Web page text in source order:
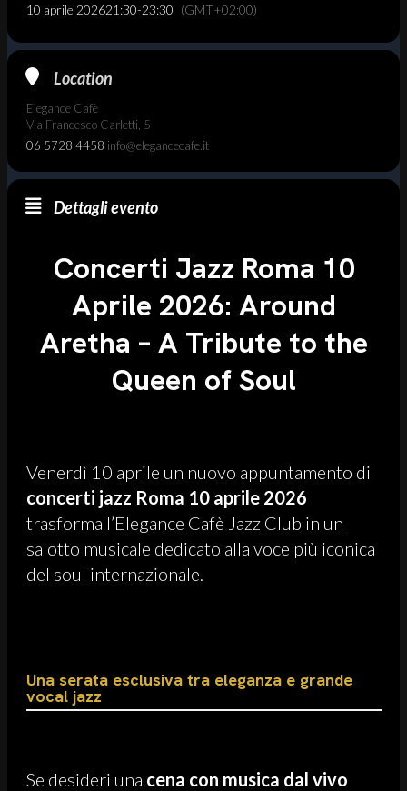
10 aprile 202621:30-23:30 (GMT+02:00)
Location
Elegance Cafè
Via Francesco Carletti, 5
06 5728 4458 info@elegancecafe.it
Dettagli evento
Concerti Jazz Roma 10
Aprile 2026: Around
Aretha – A Tribute to the
Queen of Soul
Venerdì 10 aprile un nuovo appuntamento di
concerti jazz Roma 10 aprile 2026
trasforma l’Elegance Cafè Jazz Club in un
salotto musicale dedicato alla voce più iconica
del soul internazionale.
Una serata esclusiva tra eleganza e grande
vocal jazz
Se desideri una cena con musica dal vivo